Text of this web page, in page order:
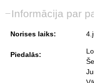
Informācija par
Norises laiks:
Piedalās: